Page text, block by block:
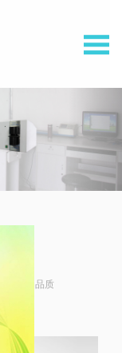
设备，品质
务商